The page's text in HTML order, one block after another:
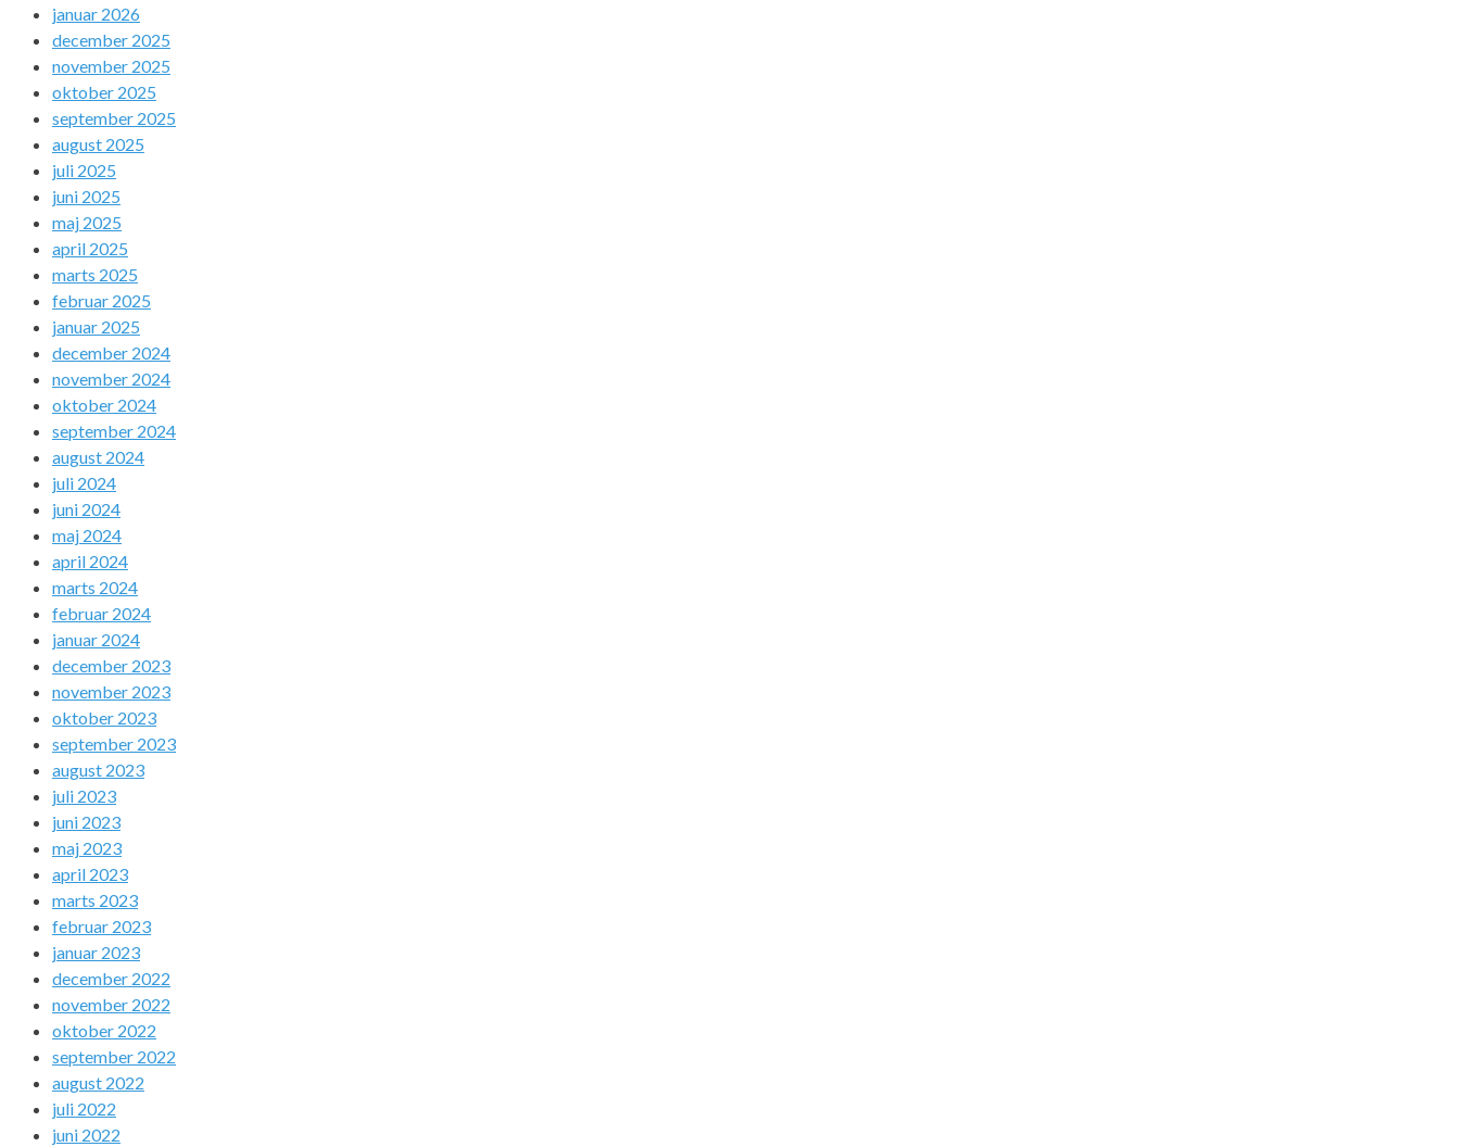
januar 2026
december 2025
november 2025
oktober 2025
september 2025
august 2025
juli 2025
juni 2025
maj 2025
april 2025
marts 2025
februar 2025
januar 2025
december 2024
november 2024
oktober 2024
september 2024
august 2024
juli 2024
juni 2024
maj 2024
april 2024
marts 2024
februar 2024
januar 2024
december 2023
november 2023
oktober 2023
september 2023
august 2023
juli 2023
juni 2023
maj 2023
april 2023
marts 2023
februar 2023
januar 2023
december 2022
november 2022
oktober 2022
september 2022
august 2022
juli 2022
juni 2022